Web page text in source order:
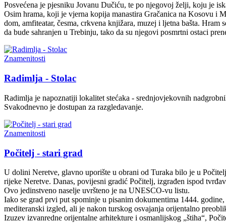
Posvećena je pjesniku Jovanu Dučiću, te po njegovoj želji, koju je
Osim hrama, koji je vjerna kopija manastira Gračanica na Kosovu i
dom, amfiteatar, česma, crkvena knjižara, muzej i ljetna bašta.
da bude sahranjen u Trebinju, tako da su njegovi posmrtni ostaci
Znamenitosti
Radimlja - Stolac
Radimlja je napoznatiji lokalitet stećaka - srednjovjekovnih
Svakodnevno je dostupan za razgledavanje.
Znamenitosti
Počitelj - stari grad
U dolini Neretve, glavno uporište u obrani od Turaka bilo je u
rijeke Neretve. Danas, povijesni gradić Počitelj, izgrađen ispod
Ovo jedinstveno naselje uvršteno je na UNESCO-vu listu.
Iako se grad prvi put spominje u pisanim dokumentima 1444.
mediteranski izgled, ali je nakon turskog osvajanja orijentalno
Izuzev izvanredne orijentalne arhitekture i osmanlijskog „štiha“,